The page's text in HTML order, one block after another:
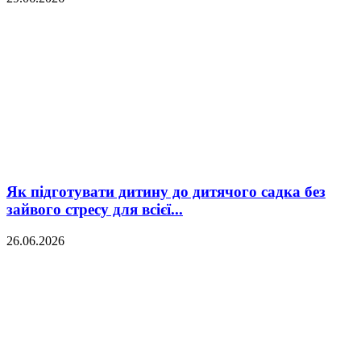
Як підготувати дитину до дитячого садка без
зайвого стресу для всієї...
26.06.2026